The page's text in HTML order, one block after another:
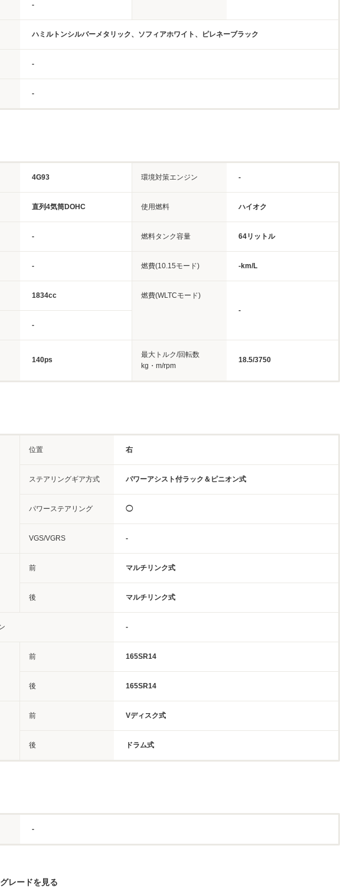
-
ハミルトンシルバーメタリック、ソフィアホワイト、ピレネーブラック
-
-
4G93 環境対策エンジン -
直列4気筒DOHC 使用燃料 ハイオク
- 燃料タンク容量 64リットル
- 燃費(10.15モード) -km/L
1834cc
燃費(WLTCモード)
-
-
140ps
最大トルク/回転数
kg・m/rpm
18.5/3750
位置 右
ステアリングギア方式 パワーアシスト付ラック＆ピニオン式
パワーステアリング ◯
VGS/VGRS -
前 マルチリンク式
後 マルチリンク式
-
前 165SR14
後 165SR14
前 Vディスク式
後 ドラム式
-
レードを見る